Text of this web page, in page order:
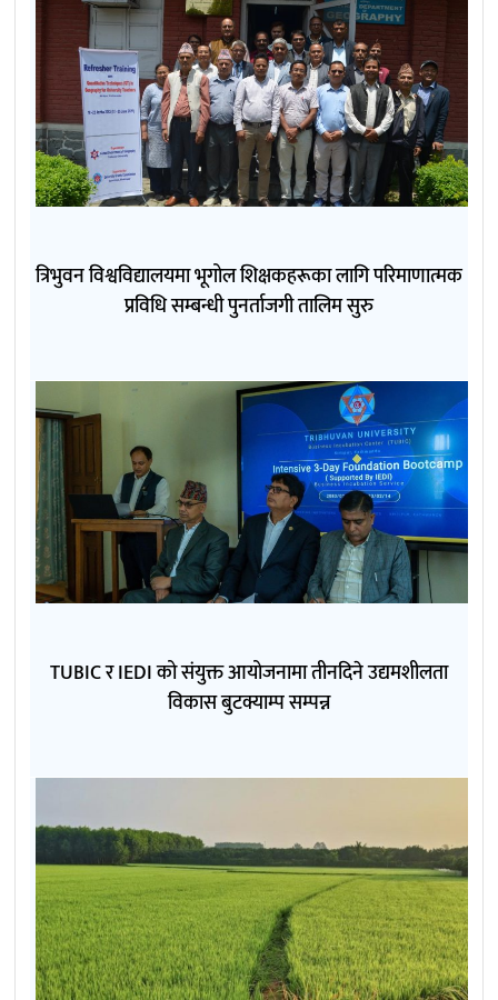
त्रिभुवन विश्वविद्यालयमा भूगोल शिक्षकहरूका लागि परिमाणात्मक
प्रविधि सम्बन्धी पुनर्ताजगी तालिम सुरु
TUBIC र IEDI को संयुक्त आयोजनामा तीनदिने उद्यमशीलता
विकास बुटक्याम्प सम्पन्न